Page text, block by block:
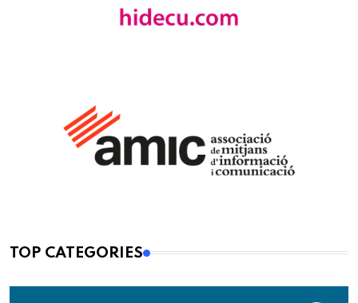
TOP CATEGORIES